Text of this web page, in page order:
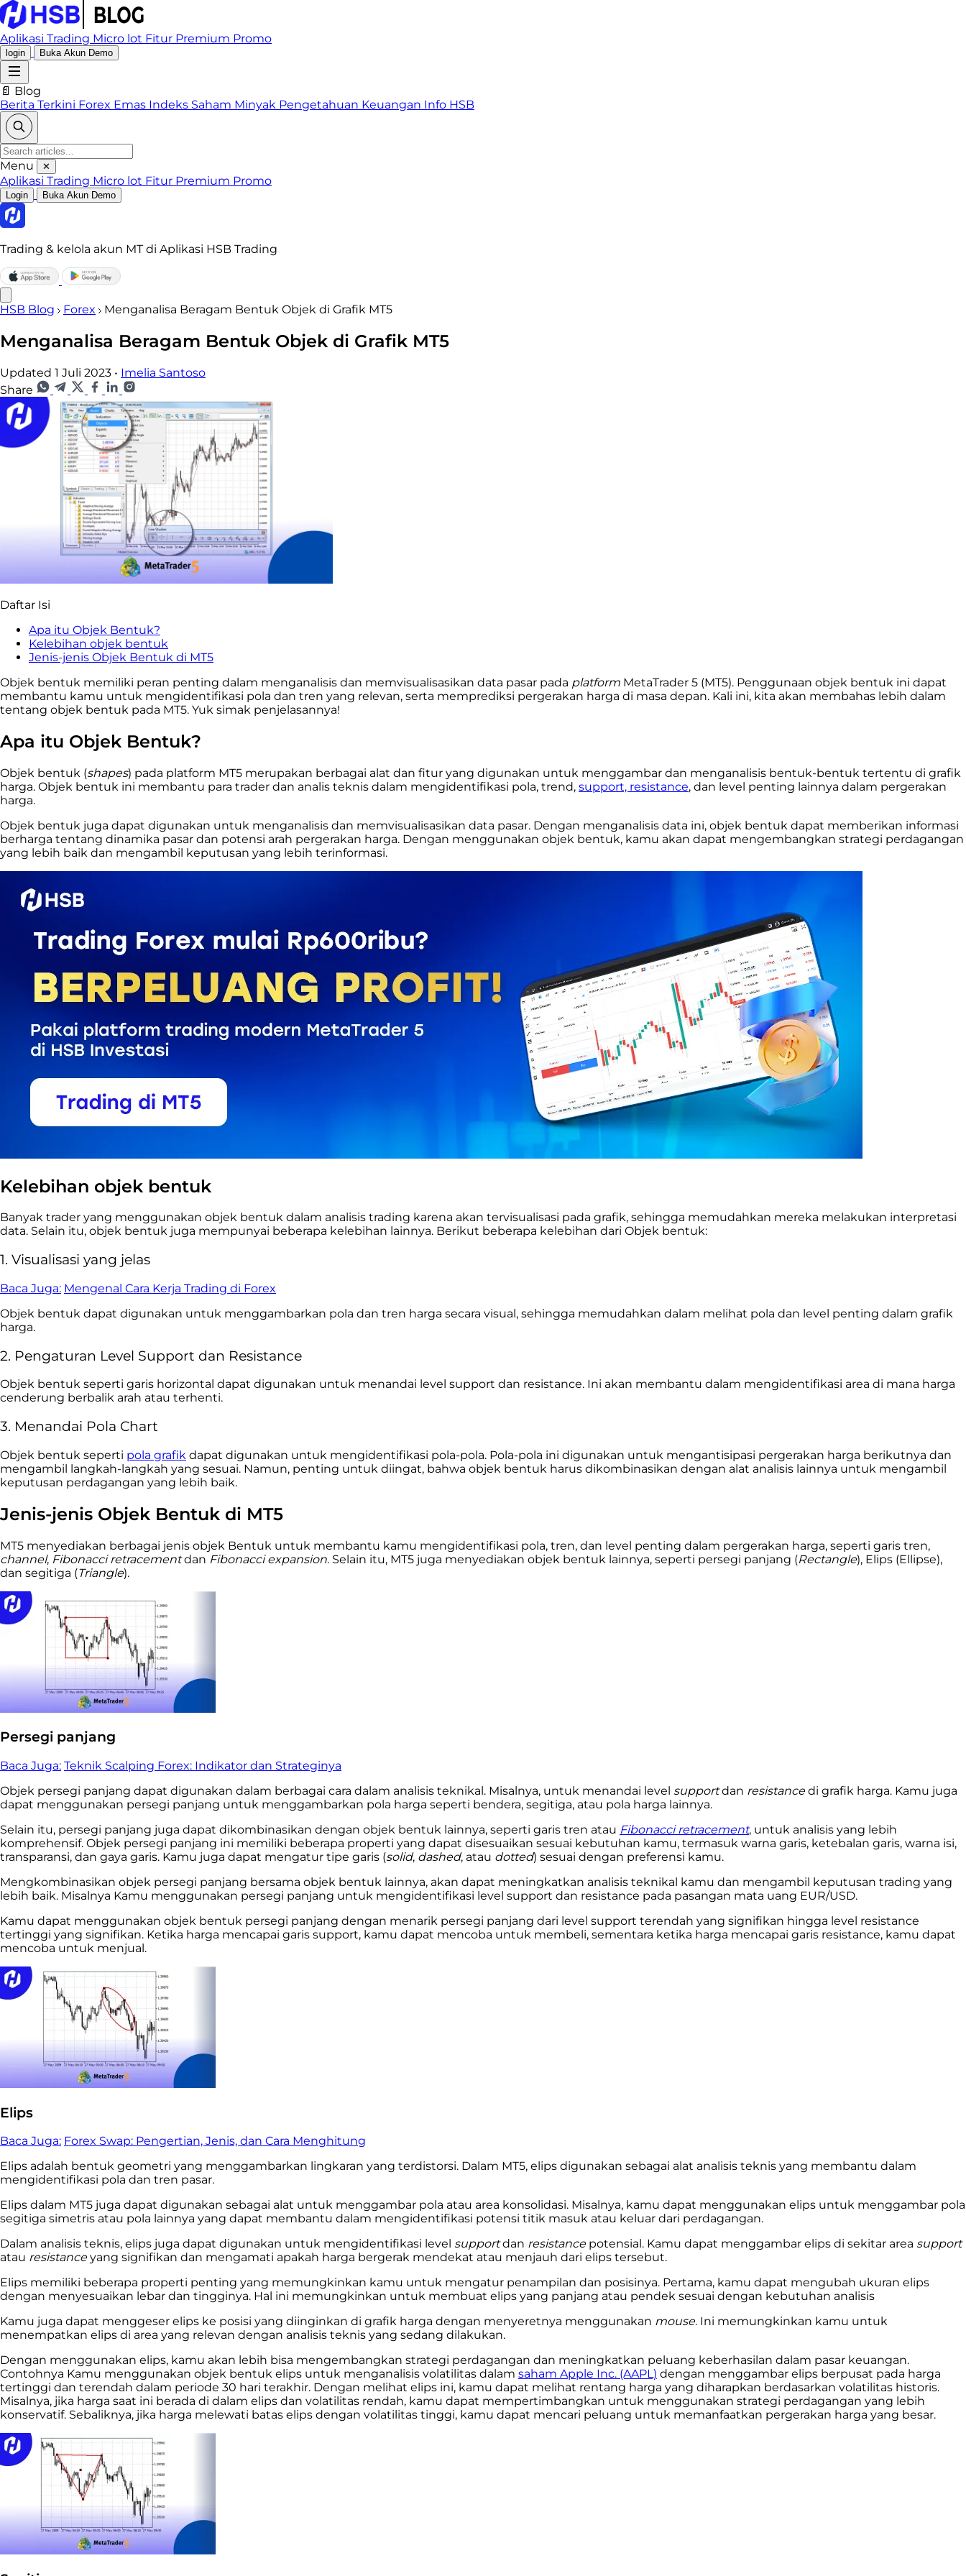
Aplikasi Trading Micro lot Fitur Premium Promo
login Buka Akun Demo
📄 Blog
Berita Terkini Forex Emas Indeks Saham Minyak Pengetahuan Keuangan Info HSB
Menu ✕
Aplikasi Trading Micro lot Fitur Premium Promo
Login Buka Akun Demo
Trading & kelola akun MT di Aplikasi HSB Trading
HSB Blog Forex Menganalisa Beragam Bentuk Objek di Grafik MT5
Menganalisa Beragam Bentuk Objek di Grafik MT5
Updated 1 Juli 2023 • Imelia Santoso
Share
Daftar Isi
Apa itu Objek Bentuk?
Kelebihan objek bentuk
Jenis-jenis Objek Bentuk di MT5
Objek bentuk memiliki peran penting dalam menganalisis dan memvisualisasikan data pasar pada platform MetaTrader 5 (MT5). Penggunaan objek bentuk ini dapat
membantu kamu untuk mengidentifikasi pola dan tren yang relevan, serta memprediksi pergerakan harga di masa depan. Kali ini, kita akan membahas lebih dalam
tentang objek bentuk pada MT5. Yuk simak penjelasannya!
Apa itu Objek Bentuk?
Objek bentuk (shapes) pada platform MT5 merupakan berbagai alat dan fitur yang digunakan untuk menggambar dan menganalisis bentuk-bentuk tertentu di grafik
harga. Objek bentuk ini membantu para trader dan analis teknis dalam mengidentifikasi pola, trend, support, resistance, dan level penting lainnya dalam pergerakan
harga.
Objek bentuk juga dapat digunakan untuk menganalisis dan memvisualisasikan data pasar. Dengan menganalisis data ini, objek bentuk dapat memberikan informasi
berharga tentang dinamika pasar dan potensi arah pergerakan harga. Dengan menggunakan objek bentuk, kamu akan dapat mengembangkan strategi perdagangan
yang lebih baik dan mengambil keputusan yang lebih terinformasi.
Kelebihan objek bentuk
Banyak trader yang menggunakan objek bentuk dalam analisis trading karena akan tervisualisasi pada grafik, sehingga memudahkan mereka melakukan interpretasi
data. Selain itu, objek bentuk juga mempunyai beberapa kelebihan lainnya. Berikut beberapa kelebihan dari Objek bentuk:
1. Visualisasi yang jelas
Baca Juga: Mengenal Cara Kerja Trading di Forex
Objek bentuk dapat digunakan untuk menggambarkan pola dan tren harga secara visual, sehingga memudahkan dalam melihat pola dan level penting dalam grafik
harga.
2. Pengaturan Level Support dan Resistance
Objek bentuk seperti garis horizontal dapat digunakan untuk menandai level support dan resistance. Ini akan membantu dalam mengidentifikasi area di mana harga
cenderung berbalik arah atau terhenti.
3. Menandai Pola Chart
Objek bentuk seperti pola grafik dapat digunakan untuk mengidentifikasi pola-pola. Pola-pola ini digunakan untuk mengantisipasi pergerakan harga berikutnya dan
mengambil langkah-langkah yang sesuai. Namun, penting untuk diingat, bahwa objek bentuk harus dikombinasikan dengan alat analisis lainnya untuk mengambil
keputusan perdagangan yang lebih baik.
Jenis-jenis Objek Bentuk di MT5
MT5 menyediakan berbagai jenis objek Bentuk untuk membantu kamu mengidentifikasi pola, tren, dan level penting dalam pergerakan harga, seperti garis tren,
channel, Fibonacci retracementdan Fibonacci expansion. Selain itu, MT5 juga menyediakan objek bentuk lainnya, seperti persegi panjang (Rectangle), Elips (Ellipse),
dan segitiga (Triangle).
Persegi panjang
Baca Juga: Teknik Scalping Forex: Indikator dan Strateginya
Objek persegi panjang dapat digunakan dalam berbagai cara dalam analisis teknikal. Misalnya, untuk menandai level supportdan resistancedi grafik harga. Kamu juga
dapat menggunakan persegi panjang untuk menggambarkan pola harga seperti bendera, segitiga, atau pola harga lainnya.
Selain itu, persegi panjang juga dapat dikombinasikan dengan objek bentuk lainnya, seperti garis tren atau Fibonacci retracement, untuk analisis yang lebih
komprehensif. Objek persegi panjang ini memiliki beberapa properti yang dapat disesuaikan sesuai kebutuhan kamu, termasuk warna garis, ketebalan garis, warna isi,
transparansi, dan gaya garis. Kamu juga dapat mengatur tipe garis (solid, dashed, atau dotted) sesuai dengan preferensi kamu.
Mengkombinasikan objek persegi panjang bersama objek bentuk lainnya, akan dapat meningkatkan analisis teknikal kamu dan mengambil keputusan trading yang
lebih baik. Misalnya Kamu menggunakan persegi panjang untuk mengidentifikasi level support dan resistance pada pasangan mata uang EUR/USD.
Kamu dapat menggunakan objek bentuk persegi panjang dengan menarik persegi panjang dari level support terendah yang signifikan hingga level resistance
tertinggi yang signifikan. Ketika harga mencapai garis support, kamu dapat mencoba untuk membeli, sementara ketika harga mencapai garis resistance, kamu dapat
mencoba untuk menjual.
Elips
Baca Juga: Forex Swap: Pengertian, Jenis, dan Cara Menghitung
Elips adalah bentuk geometri yang menggambarkan lingkaran yang terdistorsi. Dalam MT5, elips digunakan sebagai alat analisis teknis yang membantu dalam
mengidentifikasi pola dan tren pasar.
Elips dalam MT5 juga dapat digunakan sebagai alat untuk menggambar pola atau area konsolidasi. Misalnya, kamu dapat menggunakan elips untuk menggambar pola
segitiga simetris atau pola lainnya yang dapat membantu dalam mengidentifikasi potensi titik masuk atau keluar dari perdagangan.
Dalam analisis teknis, elips juga dapat digunakan untuk mengidentifikasi level supportdan resistancepotensial. Kamu dapat menggambar elips di sekitar area support
atau resistanceyang signifikan dan mengamati apakah harga bergerak mendekat atau menjauh dari elips tersebut.
Elips memiliki beberapa properti penting yang memungkinkan kamu untuk mengatur penampilan dan posisinya. Pertama, kamu dapat mengubah ukuran elips
dengan menyesuaikan lebar dan tingginya. Hal ini memungkinkan untuk membuat elips yang panjang atau pendek sesuai dengan kebutuhan analisis
Kamu juga dapat menggeser elips ke posisi yang diinginkan di grafik harga dengan menyeretnya menggunakan mouse. Ini memungkinkan kamu untuk
menempatkan elips di area yang relevan dengan analisis teknis yang sedang dilakukan.
Dengan menggunakan elips, kamu akan lebih bisa mengembangkan strategi perdagangan dan meningkatkan peluang keberhasilan dalam pasar keuangan.
Contohnya Kamu menggunakan objek bentuk elips untuk menganalisis volatilitas dalam saham Apple Inc. (AAPL) dengan menggambar elips berpusat pada harga
tertinggi dan terendah dalam periode 30 hari terakhir. Dengan melihat elips ini, kamu dapat melihat rentang harga yang diharapkan berdasarkan volatilitas historis.
Misalnya, jika harga saat ini berada di dalam elips dan volatilitas rendah, kamu dapat mempertimbangkan untuk menggunakan strategi perdagangan yang lebih
konservatif. Sebaliknya, jika harga melewati batas elips dengan volatilitas tinggi, kamu dapat mencari peluang untuk memanfaatkan pergerakan harga yang besar.